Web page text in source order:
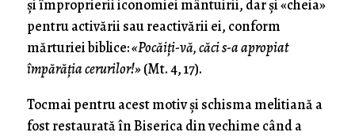
și împroprierii iconomiei mântuirii, dar și «cheia»
pentru activării sau reactivării ei, conform
mărturiei biblice:«Pocăiți-vă, căci s-a apropiat
împărăția cerurilor!»(Mt. 4, 17).
Tocmai pentru acest motiv și schisma melitiană a
fost restaurată în Biserica din vechime când a